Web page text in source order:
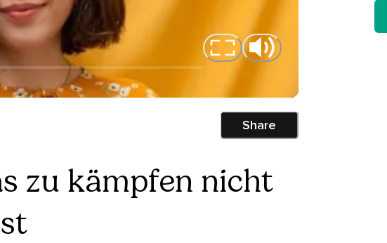
Share
zu kämpfen nicht